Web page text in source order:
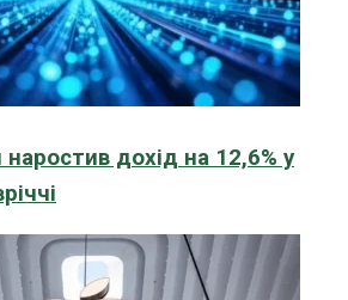
дохід на 12,6% у